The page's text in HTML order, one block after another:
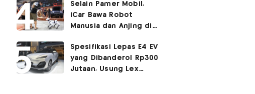
Selain Pamer Mobil,
iCar Bawa Robot
Manusia dan Anjing di
Spesifikasi Lepas E4 EV
yang Dibanderol Rp300
Jutaan, Usung Lex